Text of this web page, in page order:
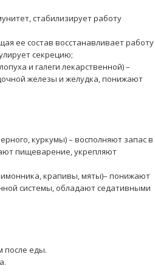
стабилизирует работу
ее состав восстанавливает работу
секрецию;
и галеги лекарственной) –
железы и желудка, понижают
куркумы) – восполняют запас в
пищеварение, укрепляют
крапивы, мяты)– понижают
системы, обладают седативными
после еды.